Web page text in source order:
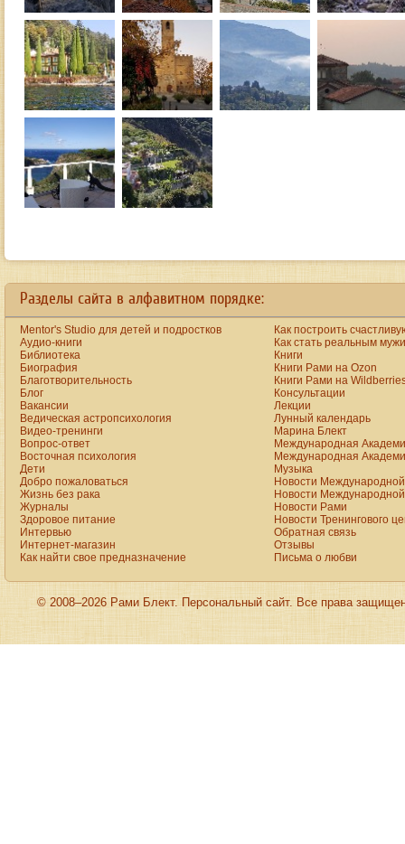
Разделы сайта в алфавитном порядке:
Mentor's Studio для детей и подростков
Аудио-книги
Библиотека
Биография
Благотворительность
Блог
Вакансии
Ведическая астропсихология
Видео-тренинги
Вопрос-ответ
Восточная психология
Дети
Добро пожаловаться
Жизнь без рака
Журналы
Здоровое питание
Интервью
Интернет-магазин
Как найти свое предназначение
Как построить
Как стать реальным
Книги
Книги Рами на Ozon
Книги Рами на
Консультации
Лекции
Лунный календарь
Марина Блект
Международная
Международная
Музыка
Новости
Новости
Новости Рами
Новости Тренингового
Обратная связь
Отзывы
Письма о любви
© 2008–2026 Рами Блект. Персональный сайт. Все права